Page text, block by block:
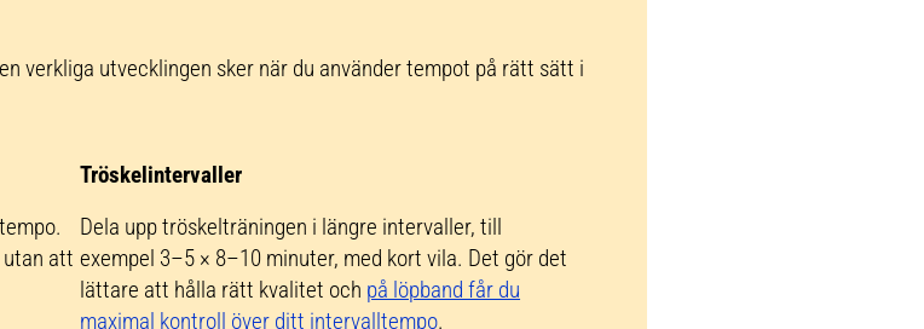
verkliga utvecklingen sker när du använder tempot på rätt sätt i
att
Tröskelintervaller
Dela upp tröskelträningen i längre intervaller, till
exempel 3–5 × 8–10 minuter, med kort vila. Det gör det
lättare att hålla rätt kvalitet och på löpband får du
maximal kontroll över ditt intervalltempo.